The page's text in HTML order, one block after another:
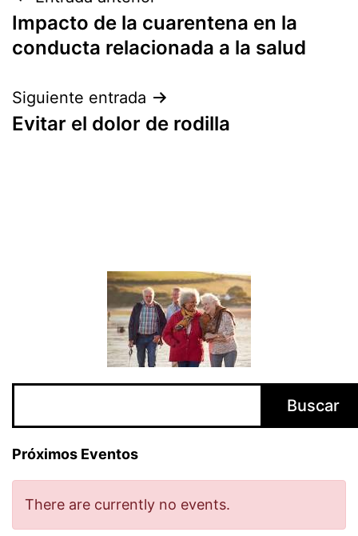
de
Impacto de la cuarentena en la
conducta relacionada a la salud
Siguiente entrada
Evitar el dolor de rodilla
Buscar
Próximos Eventos
There are currently no events.